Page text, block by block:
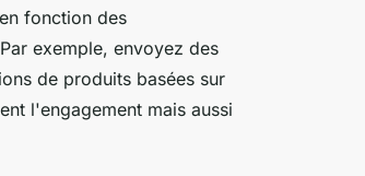
fonction des
exemple, envoyez des
de produits basées sur
l'engagement mais aussi